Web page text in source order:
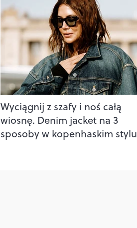
Wyciągnij z szafy i noś całą
wiosnę. Denim jacket na 3
sposoby w kopenhaskim stylu